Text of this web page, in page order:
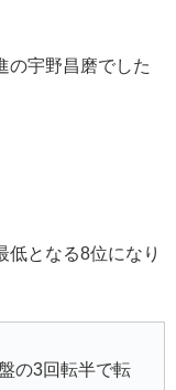
の宇野昌磨でした
低となる8位になり
の3回転半で転